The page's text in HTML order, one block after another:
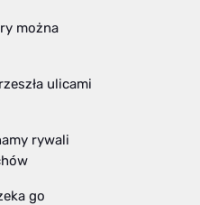
można
ulicami
rywali
go